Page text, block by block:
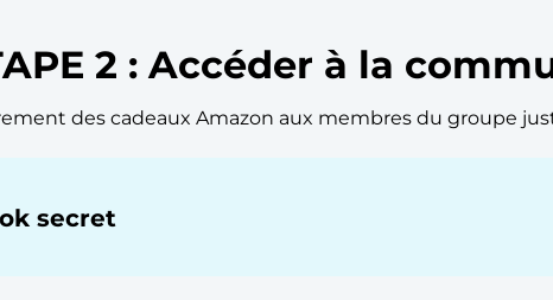
2 : Accéder à la
des cadeaux Amazon aux membres du groupe
secret